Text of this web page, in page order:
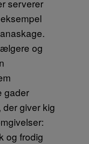
serverer
og
gader
giver kig
og frodig